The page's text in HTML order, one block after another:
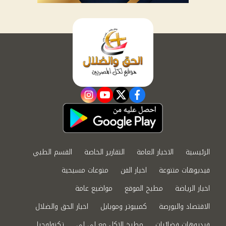
facebook
twitter
youtube
instagram
الرئيسية الاخبار العامة التقارير الخاصة
القسم الطبي
فيديوهات متنوعة
اخبار الفن
منوعات مسيحية
اخبار الرياضة
مطبخ الموقع
مواضيع عامة
الاقتصاد والبورصة
كمبيوتر وموبايل
اخبار الحق والضلال